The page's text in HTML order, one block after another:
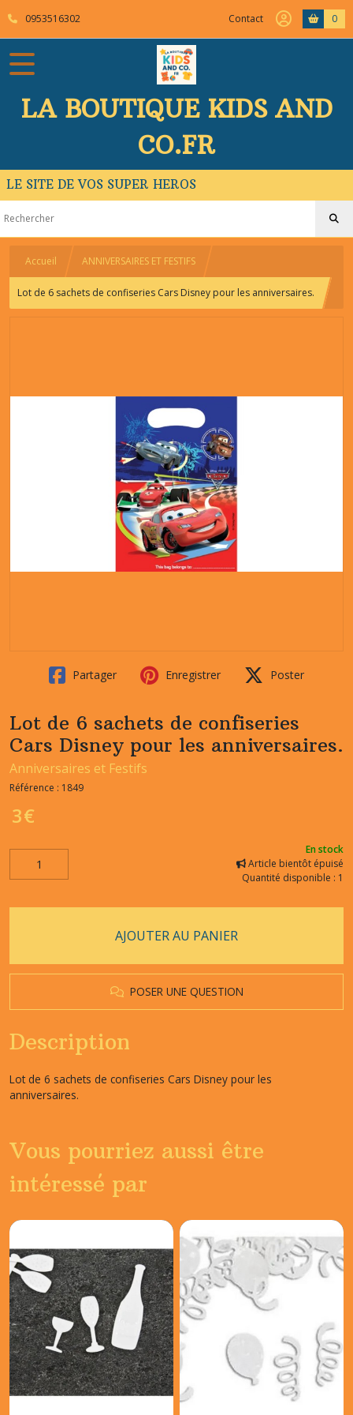
0953516302 Contact 0
LA BOUTIQUE KIDS AND
CO.FR
LE SITE DE VOS SUPER HEROS
Accueil ANNIVERSAIRES ET FESTIFS
Lot de 6 sachets de confiseries Cars Disney pour les anniversaires.
Partager Enregistrer Poster
Lot de 6 sachets de confiseries
Cars Disney pour les anniversaires.
Anniversaires et Festifs
Référence : 1849
3€
En stock
Article bientôt épuisé
Quantité disponible : 1
AJOUTER AU PANIER
POSER UNE QUESTION
Description
Lot de 6 sachets de confiseries Cars Disney pour les
anniversaires.
Vous pourriez aussi être
intéressé par